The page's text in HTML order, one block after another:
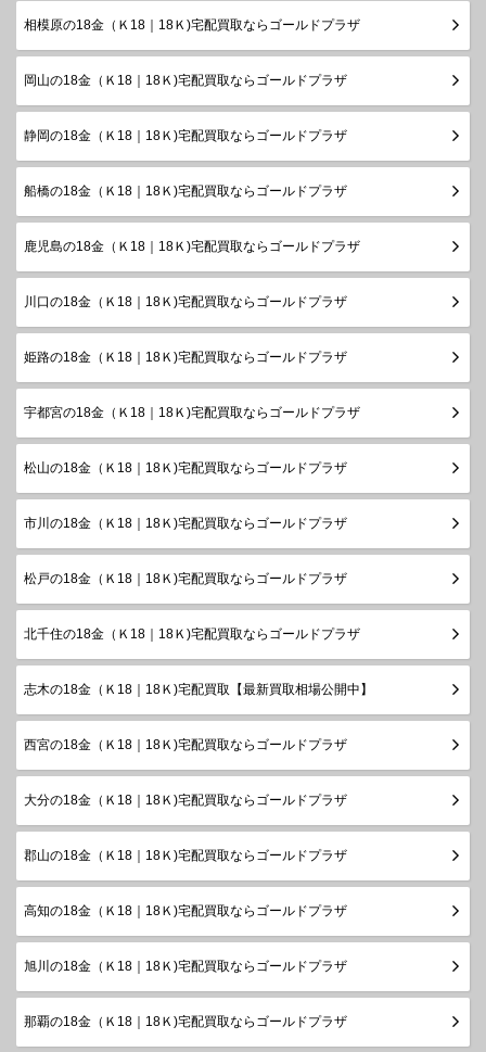
相模原の18金（Ｋ18｜18Ｋ)宅配買取ならゴールドプラザ
岡山の18金（Ｋ18｜18Ｋ)宅配買取ならゴールドプラザ
静岡の18金（Ｋ18｜18Ｋ)宅配買取ならゴールドプラザ
船橋の18金（Ｋ18｜18Ｋ)宅配買取ならゴールドプラザ
鹿児島の18金（Ｋ18｜18Ｋ)宅配買取ならゴールドプラザ
川口の18金（Ｋ18｜18Ｋ)宅配買取ならゴールドプラザ
姫路の18金（Ｋ18｜18Ｋ)宅配買取ならゴールドプラザ
宇都宮の18金（Ｋ18｜18Ｋ)宅配買取ならゴールドプラザ
松山の18金（Ｋ18｜18Ｋ)宅配買取ならゴールドプラザ
市川の18金（Ｋ18｜18Ｋ)宅配買取ならゴールドプラザ
松戸の18金（Ｋ18｜18Ｋ)宅配買取ならゴールドプラザ
北千住の18金（Ｋ18｜18Ｋ)宅配買取ならゴールドプラザ
志木の18金（Ｋ18｜18Ｋ)宅配買取【最新買取相場公開中】
西宮の18金（Ｋ18｜18Ｋ)宅配買取ならゴールドプラザ
大分の18金（Ｋ18｜18Ｋ)宅配買取ならゴールドプラザ
郡山の18金（Ｋ18｜18Ｋ)宅配買取ならゴールドプラザ
高知の18金（Ｋ18｜18Ｋ)宅配買取ならゴールドプラザ
旭川の18金（Ｋ18｜18Ｋ)宅配買取ならゴールドプラザ
那覇の18金（Ｋ18｜18Ｋ)宅配買取ならゴールドプラザ